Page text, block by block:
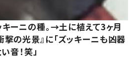
キーニの種。→土に植えて3ヶ月
の光景』に「ズッキーニも凶器
音！笑」